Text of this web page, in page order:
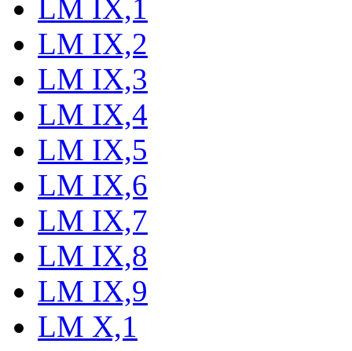
LM IX,1
LM IX,2
LM IX,3
LM IX,4
LM IX,5
LM IX,6
LM IX,7
LM IX,8
LM IX,9
LM X,1